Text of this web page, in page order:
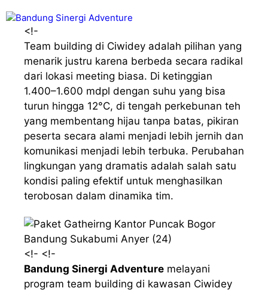
ke
<!-
Team building di Ciwidey adalah pilihan yang
menarik justru karena berbeda secara radikal
dari lokasi meeting biasa. Di ketinggian
1.400–1.600 mdpl dengan suhu yang bisa
turun hingga 12°C, di tengah perkebunan teh
yang membentang hijau tanpa batas, pikiran
peserta secara alami menjadi lebih jernih dan
komunikasi menjadi lebih terbuka. Perubahan
lingkungan yang dramatis adalah salah satu
kondisi paling efektif untuk menghasilkan
terobosan dalam dinamika tim.
<!- <!-
Bandung Sinergi Adventure melayani
program team building di kawasan Ciwidey